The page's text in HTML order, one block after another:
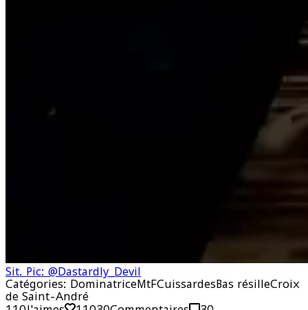
Sit. Pic: @Dastardly_Devil
Catégories: DominatriceMtFCuissardesBas résilleCroix
de Saint-André